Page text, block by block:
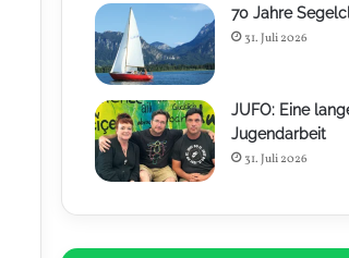
70 Jahre
31. Juli 2026
JUFO: Eine
Jugendarbeit
31. Juli 2026